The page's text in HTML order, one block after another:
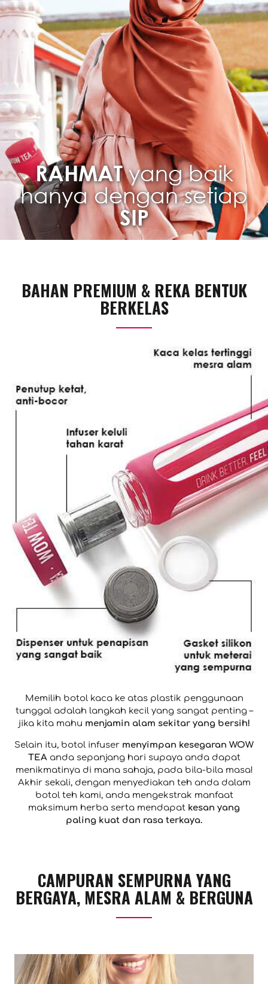
RAHMATyang baik
hanya dengan setiap
SIP
BAHAN PREMIUM & REKA BENTUK
BERKELAS
Memilih botol kaca ke atas plastik penggunaan
tunggal adalah langkah kecil yang sangat penting –
jika kita mahu menjamin alam sekitar yang bersih!
Selain itu, botol infuser menyimpan kesegaran WOW
TEAanda sepanjang hari supaya anda dapat
menikmatinya di mana sahaja, pada bila-bila masa!
Akhir sekali, dengan menyediakan teh anda dalam
botol teh kami, anda mengekstrak manfaat
maksimum herba serta mendapat kesan yang
paling kuat dan rasa terkaya.
CAMPURAN SEMPURNA YANG
BERGAYA, MESRA ALAM & BERGUNA